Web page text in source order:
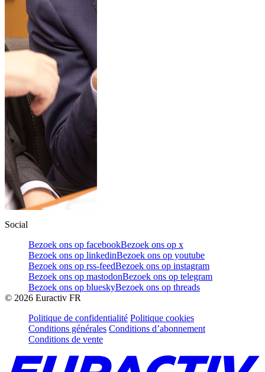
Social
Bezoek ons op facebookBezoek ons op x
Bezoek ons op linkedinBezoek ons op youtube
Bezoek ons op rss-feedBezoek ons op instagram
Bezoek ons op mastodonBezoek ons op telegram
Bezoek ons op blueskyBezoek ons op threads
© 2026 Euractiv FR
Politique de confidentialité Politique cookies
Conditions générales Conditions d’abonnement
Conditions de vente